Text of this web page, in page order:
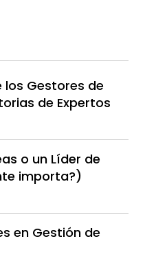
los Gestores de
de Expertos
o un Líder de
importa?)
en Gestión de